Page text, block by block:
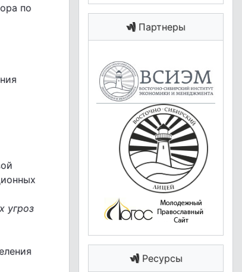
по
угроз
Партнеры
Ресурсы